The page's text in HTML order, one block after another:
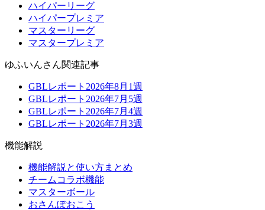
ハイパーリーグ
ハイパープレミア
マスターリーグ
マスタープレミア
ゆふいんさん関連記事
GBLレポート2026年8月1週
GBLレポート2026年7月5週
GBLレポート2026年7月4週
GBLレポート2026年7月3週
機能解説
機能解説と使い方まとめ
チームコラボ機能
マスターボール
おさんぽおこう